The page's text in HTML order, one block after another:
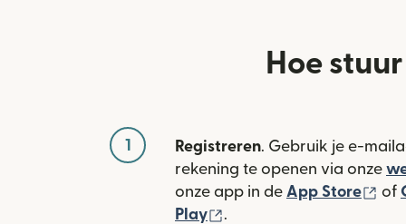
Hoe
1 Registreren. Gebruik je e-
rekening te openen via onze
onze app in de App Store of
Play
(wordt geopend in een
.